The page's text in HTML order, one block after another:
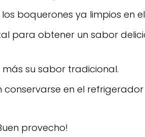
boquerones ya limpios en
para obtener un sabor
su sabor tradicional.
conservarse en el
provecho!